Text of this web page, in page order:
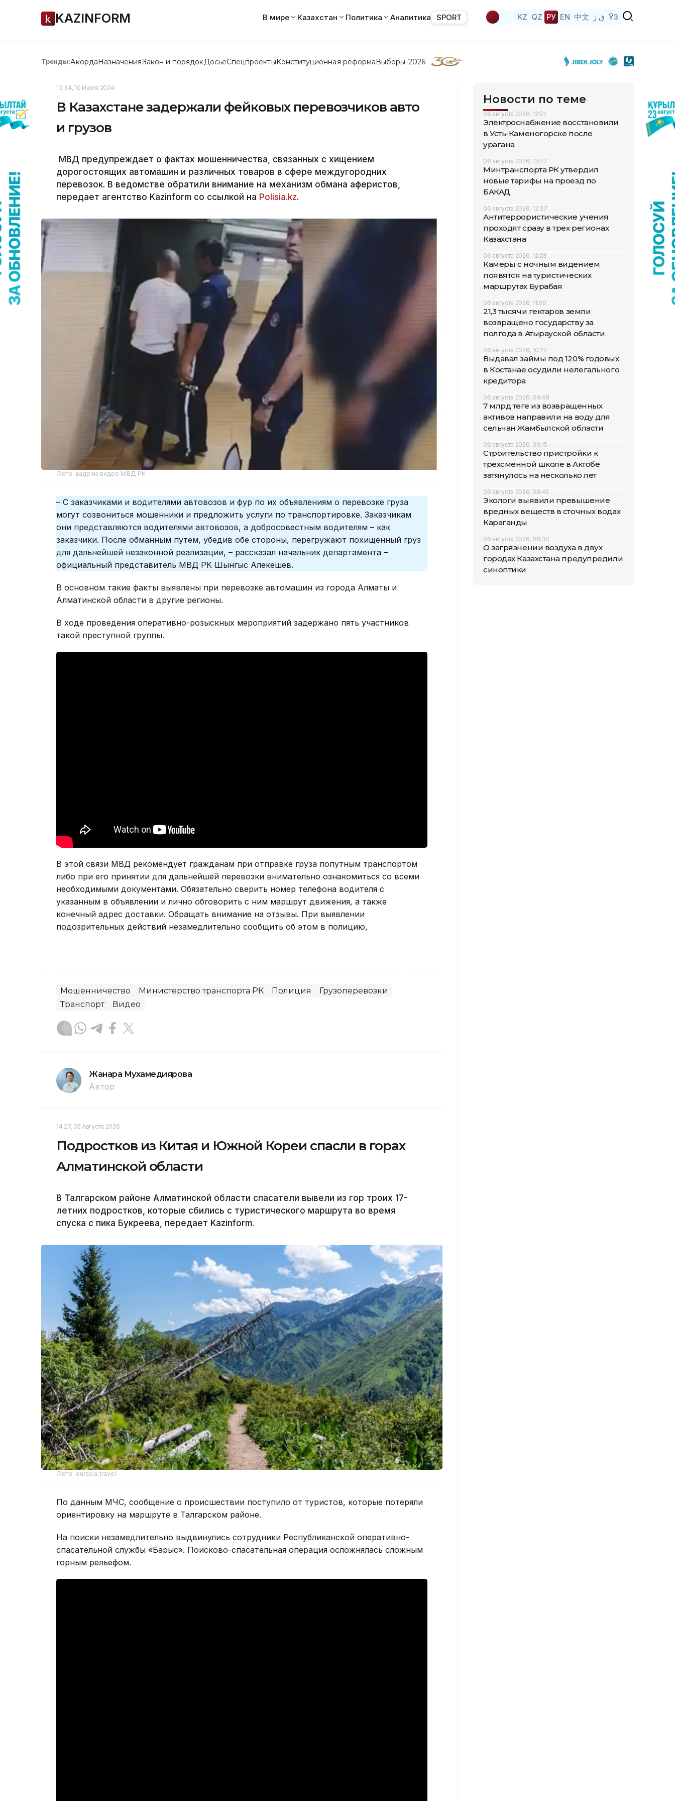
KAZINFORM В мире Казахстан Политика Аналитика SPORT KZ QZ РУ EN 中文 ق ز ЎЗ
Тренды:АкордаНазначенияЗакон и порядок ДосьеСпецпроектыКонституционная реформаВыборы-2026
13:34, 10 Июля 2024
В Казахстане задержали фейковых перевозчиков авто
и грузов
МВД предупреждает о фактах мошенничества, связанных с хищением
дорогостоящих автомашин и различных товаров в сфере междугородних
перевозок. В ведомстве обратили внимание на механизм обмана аферистов,
передает агентство Kazinform со ссылкой на Polisia.kz.
Фото: кадр из видео МВД РК
– С заказчиками и водителями автовозов и фур по их объявлениям о перевозке груза
могут созвониться мошенники и предложить услуги по транспортировке. Заказчикам
они представляются водителями автовозов, а добросовестным водителям – как
заказчики. После обманным путем, убедив обе стороны, перегружают похищенный груз
для дальнейшей незаконной реализации, – рассказал начальник департамента –
официальный представитель МВД РК Шынгыс Алекешев.
В основном такие факты выявлены при перевозке автомашин из города Алматы и
Алматинской области в другие регионы.
В ходе проведения оперативно-розыскных мероприятий задержано пять участников
такой преступной группы.
В этой связи МВД рекомендует гражданам при отправке груза попутным транспортом
либо при его принятии для дальнейшей перевозки внимательно ознакомиться со всеми
необходимыми документами. Обязательно сверить номер телефона водителя с
указанным в объявлении и лично обговорить с ним маршрут движения, а также
конечный адрес доставки. Обращать внимание на отзывы. При выявлении
подозрительных действий незамедлительно сообщить об этом в полицию,
Мошенничество Министерство транспорта РК Полиция
Грузоперевозки
Транспорт
Видео
Жанара Мухамедиярова
Автор
14:27, 05 Августа 2026
Подростков из Китая и Южной Кореи спасли в горах
Алматинской области
В Талгарском районе Алматинской области спасатели вывели из гор троих 17-
летних подростков, которые сбились с туристического маршрута во время
спуска с пика Букреева, передает Kazinform.
Фото: eurasia.travel
По данным МЧС, сообщение о происшествии поступило от туристов, которые потеряли
ориентировку на маршруте в Талгарском районе.
На поиски незамедлительно выдвинулись сотрудники Республиканской оперативно-
спасательной службы «Барыс». Поисково-спасательная операция осложнялась сложным
горным рельефом.
Новости по теме
06 августа 2026, 12:52
Электроснабжение восстановили
в Усть-Каменогорске после
урагана
06 августа 2026, 12:47
Минтранспорта РК утвердил
новые тарифы на проезд по
БАКАД
06 августа 2026, 12:37
Антитеррористические учения
проходят сразу в трех регионах
Казахстана
06 августа 2026, 12:28
Камеры с ночным видением
появятся на туристических
маршрутах Бурабая
06 августа 2026, 11:00
21,3 тысячи гектаров земли
возвращено государству за
полгода в Атырауской области
06 августа 2026, 10:22
Выдавал займы под 120% годовых:
в Костанае осудили нелегального
кредитора
06 августа 2026, 09:48
7 млрд теңге из возвращенных
активов направили на воду для
сельчан Жамбылской области
06 августа 2026, 09:15
Строительство пристройки к
трехсменной школе в Актобе
затянулось на несколько лет
06 августа 2026, 08:45
Экологи выявили превышение
вредных веществ в сточных водах
Караганды
06 августа 2026, 06:30
О загрязнении воздуха в двух
городах Казахстана предупредили
синоптики